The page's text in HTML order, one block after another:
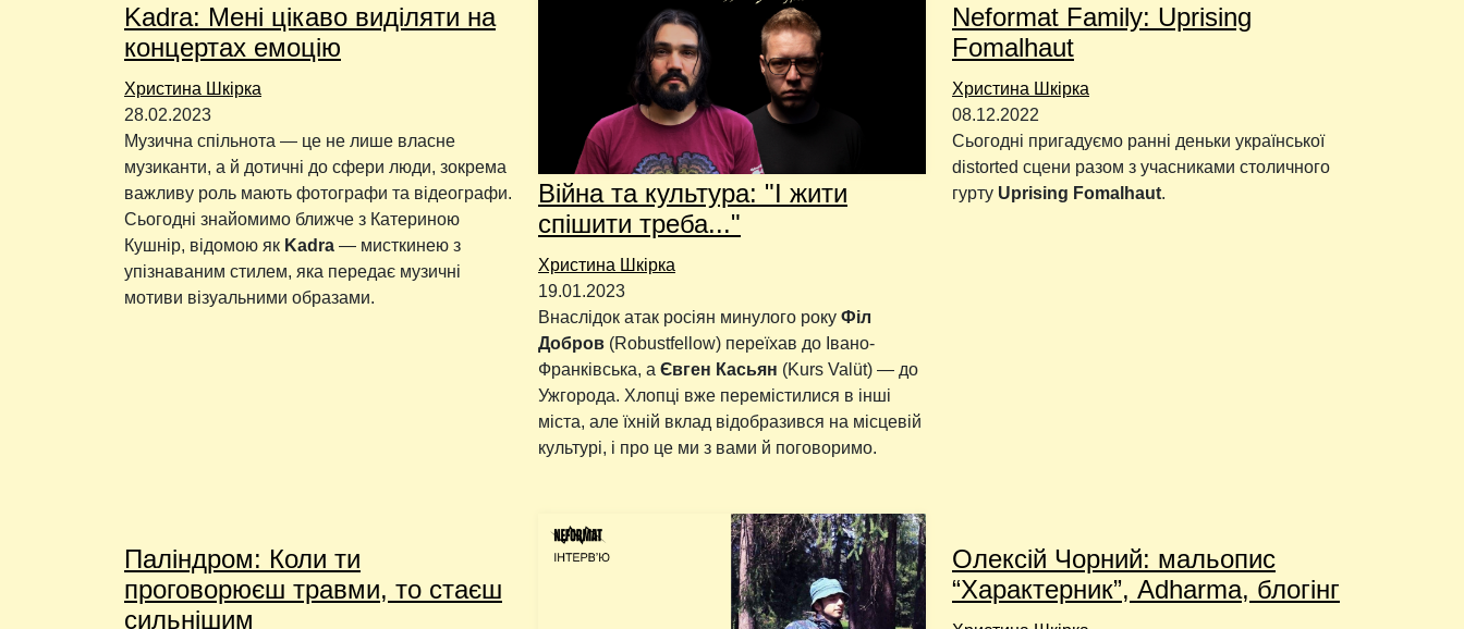
Kadra: Мені цікаво виділяти на
концертах емоцію
Христина Шкірка
28.02.2023
Музична спільнота — це не лише власне
музиканти, а й дотичні до сфери люди, зокрема
важливу роль мають фотографи та відеографи.
Сьогодні знайомимо ближче з Катериною
Кушнір, відомою як Kadra — мисткинею з
упізнаваним стилем, яка передає музичні
мотиви візуальними образами.
Війна та культура: "І жити
спішити треба..."
Христина Шкірка
19.01.2023
Внаслідок атак росіян минулого року Філ
Добров (Robustfellow) переїхав до Івано-
Франківська, а Євген Касьян (Kurs Valüt) — до
Ужгорода. Хлопці вже перемістилися в інші
міста, але їхній вклад відобразився на місцевій
культурі, і про це ми з вами й поговоримо.
Neformat Family: Uprising
Fomalhaut
Христина Шкірка
08.12.2022
Сьогодні пригадуємо ранні деньки української
distorted сцени разом з учасниками столичного
гурту Uprising Fomalhaut.
Паліндром: Коли ти
проговорюєш травми, то стаєш
сильнішим
Олексій Чорний: мальопис
“Характерник”, Adharma, блогінг